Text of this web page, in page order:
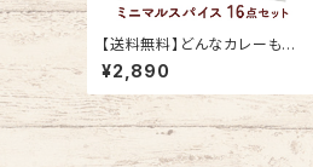
【送料無料】どんなカレーも作
れるスパイス16点セット パ
ウダースパイス&ホールスパイ
ス 16種類 ミニスパ！ MINIM
AL SPICE ★
¥2,890